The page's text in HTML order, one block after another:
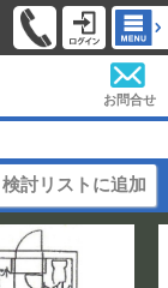
お問合せ
検討リストに追加